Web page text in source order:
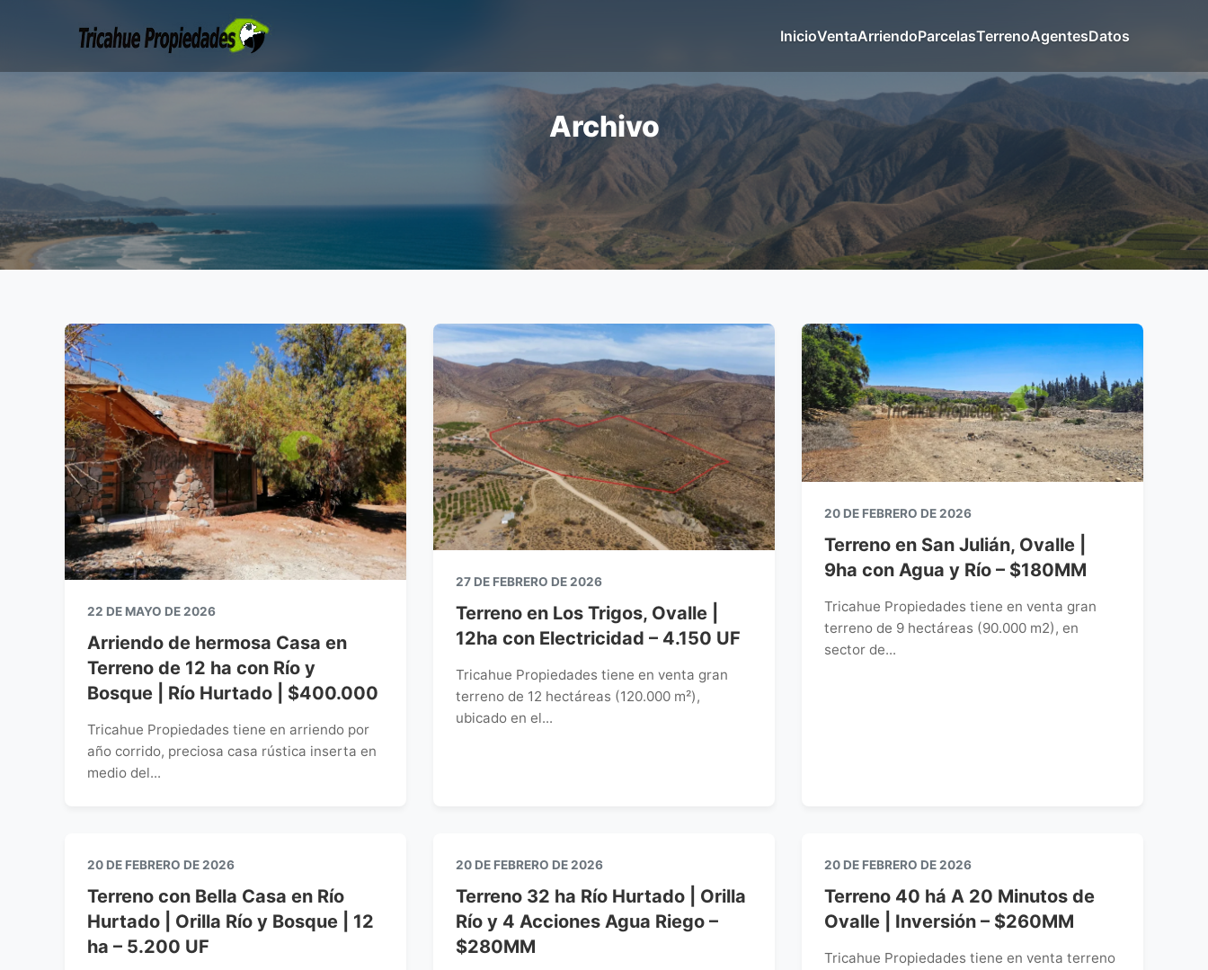
InicioVentaArriendoParcelasTerrenoAgentesDatos
Archivo
22 DE MAYO DE 2026
Arriendo de hermosa Casa en
Terreno de 12 ha con Río y
Bosque | Río Hurtado | $400.000
Tricahue Propiedades tiene en arriendo por
año corrido, preciosa casa rústica inserta en
medio del...
27 DE FEBRERO DE 2026
Terreno en Los Trigos, Ovalle |
12ha con Electricidad – 4.150 UF
Tricahue Propiedades tiene en venta gran
terreno de 12 hectáreas (120.000 m²),
ubicado en el...
20 DE FEBRERO DE 2026
Terreno en San Julián, Ovalle |
9ha con Agua y Río – $180MM
Tricahue Propiedades tiene en venta gran
terreno de 9 hectáreas (90.000 m2), en
sector de...
20 DE FEBRERO DE 2026
Terreno con Bella Casa en Río
Hurtado | Orilla Río y Bosque | 12
ha – 5.200 UF
20 DE FEBRERO DE 2026
Terreno 32 ha Río Hurtado | Orilla
Río y 4 Acciones Agua Riego –
$280MM
20 DE FEBRERO DE 2026
Terreno 40 há A 20 Minutos de
Ovalle | Inversión – $260MM
Tricahue Propiedades tiene en venta terreno